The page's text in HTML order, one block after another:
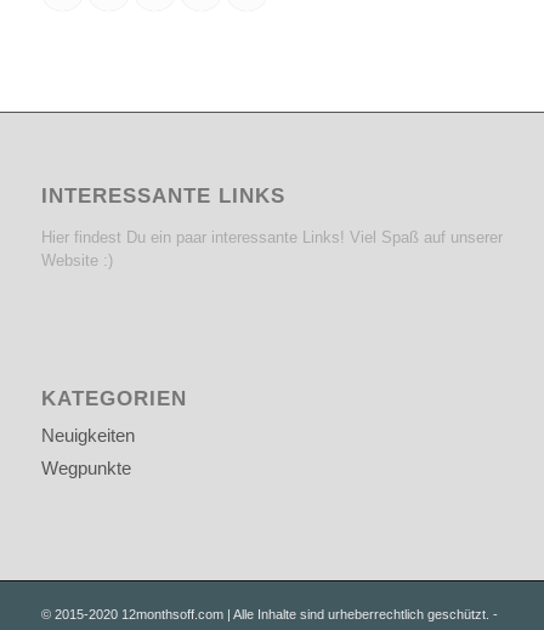
INTERESSANTE LINKS
Hier findest Du ein paar interessante Links! Viel Spaß auf unserer
Website :)
KATEGORIEN
Neuigkeiten
Wegpunkte
© 2015-2020 12monthsoff.com | Alle Inhalte sind urheberrechtlich geschützt. -